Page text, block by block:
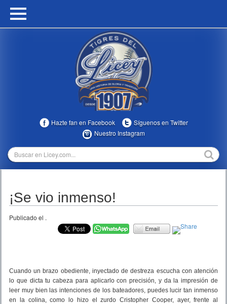
HOME
MULTIMEDIA
TEMPORADAS
Hazte fan en Facebook
Síguenos en Twitter
Nuestro Instagram
¡Se vio inmenso!
Publicado el .
Cuando un brazo obediente, inyectado de destreza escucha con atención
lo que dicta tu cabeza para aplicarlo con precisión, y da la impresión de
leer muy bien las intenciones de los bateadores, puedes lucir tan inmenso
en la colina, como lo hizo el zurdo Cristopher Cooper, ayer, frente al